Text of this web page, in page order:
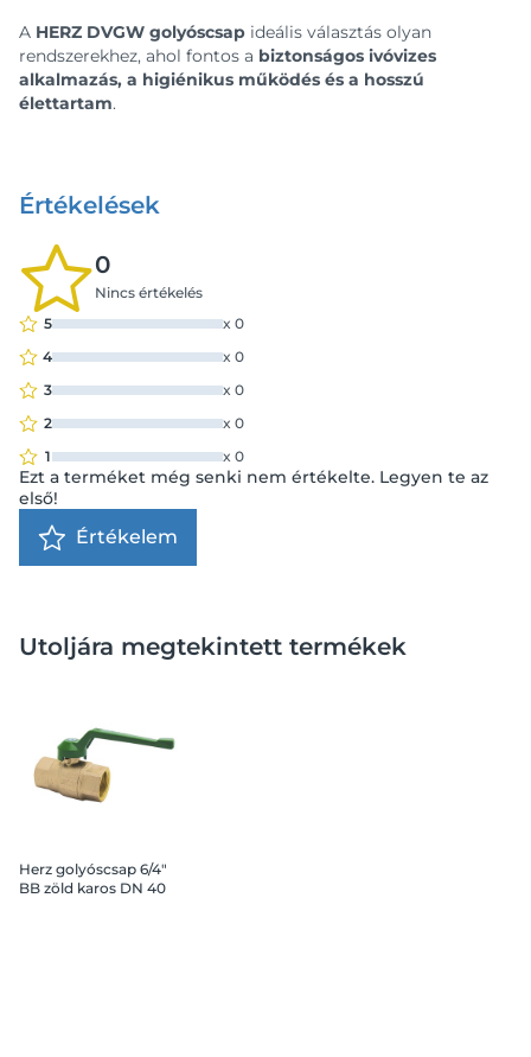
A HERZ DVGW golyóscsap ideális választás olyan
rendszerekhez, ahol fontos a biztonságos ivóvizes
alkalmazás, a higiénikus működés és a hosszú
élettartam.
Értékelések
0
Nincs értékelés
5
x 0
4
x 0
3
x 0
2
x 0
1
x 0
Ezt a terméket még senki nem értékelte. Legyen te az
első!
Értékelem
Utoljára megtekintett termékek
Herz golyóscsap 6/4"
BB zöld karos DN 40